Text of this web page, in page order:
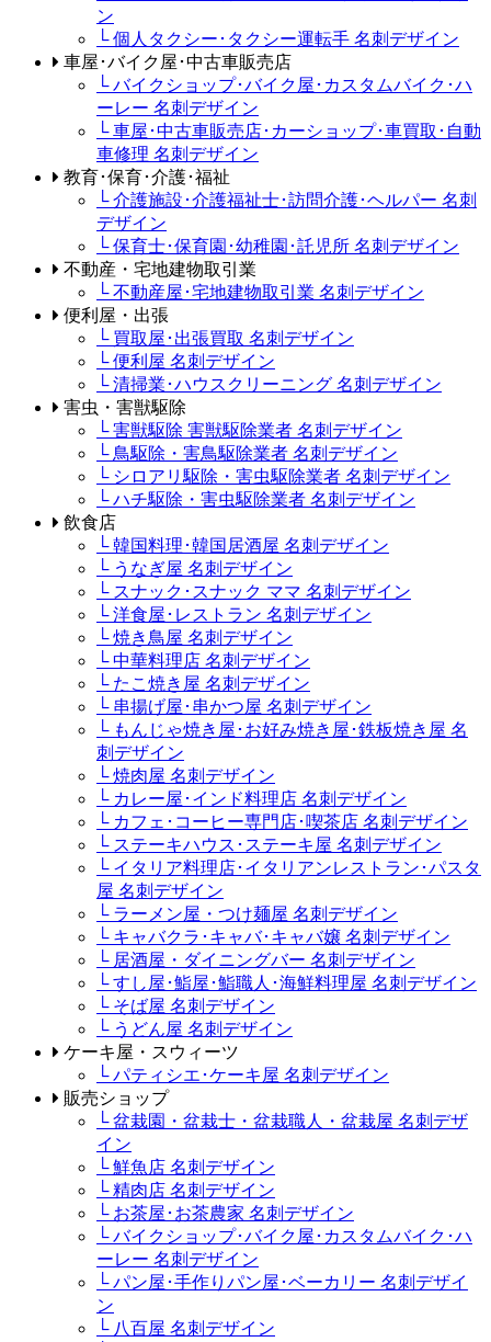
ン
└ 個人タクシー･タクシー運転手 名刺デザイン
車屋･バイク屋･中古車販売店
└ バイクショップ･バイク屋･カスタムバイク･ハ
ーレー 名刺デザイン
└ 車屋･中古車販売店･カーショップ･車買取･自動
車修理 名刺デザイン
教育･保育･介護･福祉
└ 介護施設･介護福祉士･訪問介護･ヘルパー 名刺
デザイン
└ 保育士･保育園･幼稚園･託児所 名刺デザイン
不動産・宅地建物取引業
└ 不動産屋･宅地建物取引業 名刺デザイン
便利屋・出張
└ 買取屋･出張買取 名刺デザイン
└ 便利屋 名刺デザイン
└ 清掃業･ハウスクリーニング 名刺デザイン
害虫・害獣駆除
└ 害獣駆除 害獣駆除業者 名刺デザイン
└ 鳥駆除・害鳥駆除業者 名刺デザイン
└ シロアリ駆除・害虫駆除業者 名刺デザイン
└ ハチ駆除・害虫駆除業者 名刺デザイン
飲食店
└ 韓国料理･韓国居酒屋 名刺デザイン
└ うなぎ屋 名刺デザイン
└ スナック･スナック ママ 名刺デザイン
└ 洋食屋･レストラン 名刺デザイン
└ 焼き鳥屋 名刺デザイン
└ 中華料理店 名刺デザイン
└ たこ焼き屋 名刺デザイン
└ 串揚げ屋･串かつ屋 名刺デザイン
└ もんじゃ焼き屋･お好み焼き屋･鉄板焼き屋 名
刺デザイン
└ 焼肉屋 名刺デザイン
└ カレー屋･インド料理店 名刺デザイン
└ カフェ･コーヒー専門店･喫茶店 名刺デザイン
└ ステーキハウス･ステーキ屋 名刺デザイン
└ イタリア料理店･イタリアンレストラン･パスタ
屋 名刺デザイン
└ ラーメン屋・つけ麺屋 名刺デザイン
└ キャバクラ･キャバ･キャバ嬢 名刺デザイン
└ 居酒屋・ダイニングバー 名刺デザイン
└ すし屋･鮨屋･鮨職人･海鮮料理屋 名刺デザイン
└ そば屋 名刺デザイン
└ うどん屋 名刺デザイン
ケーキ屋・スウィーツ
└ パティシエ･ケーキ屋 名刺デザイン
販売ショップ
└ 盆栽園・盆栽士・盆栽職人・盆栽屋 名刺デザ
イン
└ 鮮魚店 名刺デザイン
└ 精肉店 名刺デザイン
└ お茶屋･お茶農家 名刺デザイン
└ バイクショップ･バイク屋･カスタムバイク･ハ
ーレー 名刺デザイン
└ パン屋･手作りパン屋･ベーカリー 名刺デザイ
ン
└ 八百屋 名刺デザイン